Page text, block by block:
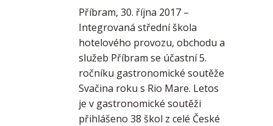
Příbram, 30. října 2017 –
Integrovaná střední škola
hotelového provozu, obchodu a
služeb Příbram se účastní 5.
ročníku gastronomické soutěže
Svačina roku s Rio Mare. Letos
je v gastronomické soutěži
přihlášeno 38 škol z celé České